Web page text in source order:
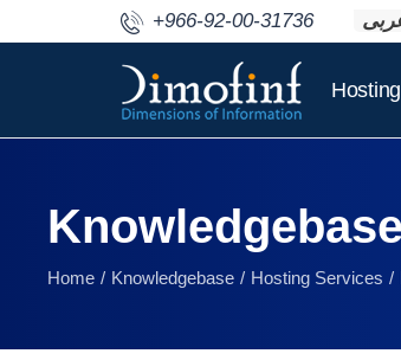
+966-92-00-31736
Hosting
Knowledgebase
Home Knowledgebase Hosting Services